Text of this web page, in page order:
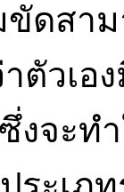
ขัดสา
าตัวเ
งจะท